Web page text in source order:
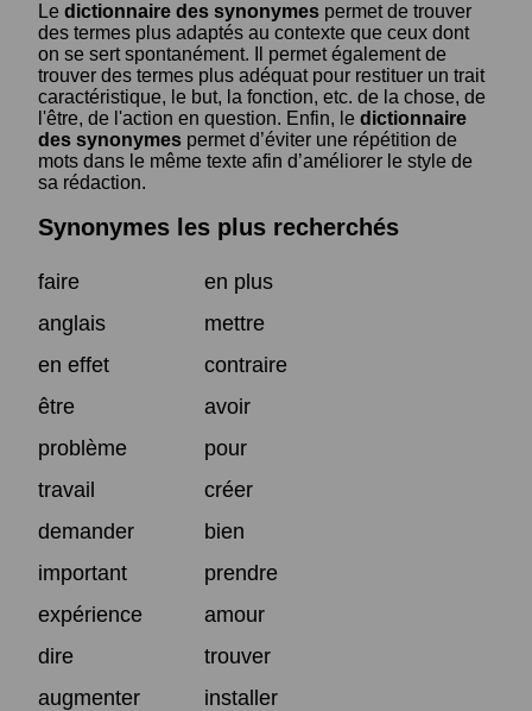
Le dictionnaire des synonymes permet de trouver
des termes plus adaptés au contexte que ceux dont
on se sert spontanément. Il permet également de
trouver des termes plus adéquat pour restituer un trait
caractéristique, le but, la fonction, etc. de la chose, de
l'être, de l'action en question. Enfin, le dictionnaire
des synonymes permet d’éviter une répétition de
mots dans le même texte afin d’améliorer le style de
sa rédaction.
Synonymes les plus recherchés
faire
en plus
anglais
mettre
en effet
contraire
être
avoir
problème
pour
travail
créer
demander
bien
important
prendre
expérience
amour
dire
trouver
augmenter
installer